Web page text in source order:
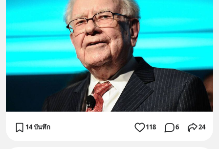
14 บันทึก 118 6 24